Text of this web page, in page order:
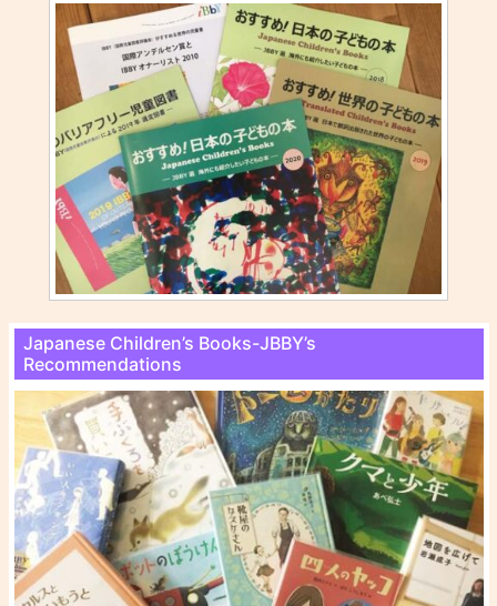
Japanese Children’s Books-JBBY’s
Recommendations